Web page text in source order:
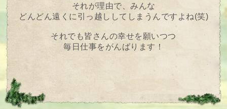
それが理由で、みんな
どんどん遠くに引っ越ししてしまうんですよね(笑)
それでも皆さんの幸せを願いつつ
毎日仕事をがんばります！